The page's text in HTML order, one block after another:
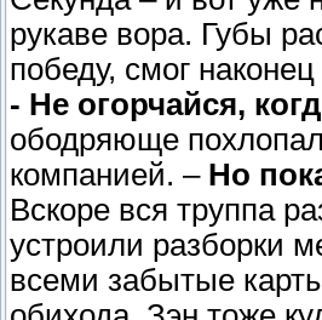
рукаве вора. Губы
победу, смог
- Не огорчайся,
ободряюще
компанией. – Но
Вскоре вся труппа
устроили разборки
всеми забытые